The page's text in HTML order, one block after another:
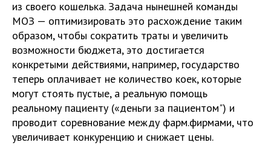
из своего кошелька. Задача нынешней команды
МОЗ — оптимизировать это расхождение таким
образом, чтобы сократить траты и увеличить
возможности бюджета, это достигается
конкретыми действиями, например, государство
теперь оплачивает не количество коек, которые
могут стоять пустые, а реальную помощь
реальному пациенту («деньги за пациентом") и
проводит соревнование между фарм.фирмами, что
увеличивает конкуренцию и снижает цены.